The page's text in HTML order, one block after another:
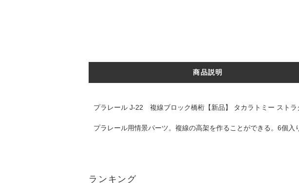
商品説明
プラレール J-22 複線ブロック橋桁【新品】 タカラトミー ストラ
プラレール用情景パーツ。複線の高架を作ることができる。6個入
ランキング